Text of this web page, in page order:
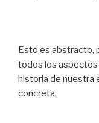
Esto es abstracto,
todos los aspectos
historia de nuestra
concreta.